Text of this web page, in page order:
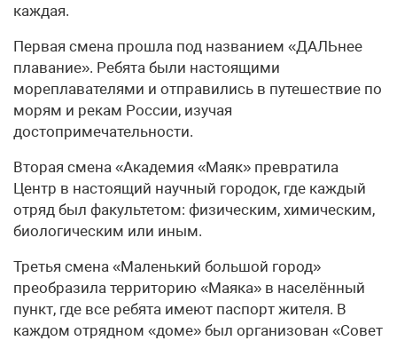
каждая.
Первая смена прошла под названием «ДАЛЬнее
плавание». Ребята были настоящими
мореплавателями и отправились в путешествие по
морям и рекам России, изучая
достопримечательности.
Вторая смена «Академия «Маяк» превратила
Центр в настоящий научный городок, где каждый
отряд был факультетом: физическим, химическим,
биологическим или иным.
Третья смена «Маленький большой город»
преобразила территорию «Маяка» в населённый
пункт, где все ребята имеют паспорт жителя. В
каждом отрядном «доме» был организован «Совет